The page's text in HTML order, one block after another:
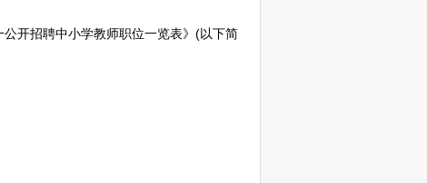
公开招聘中小学教师职位一览表》(以下简